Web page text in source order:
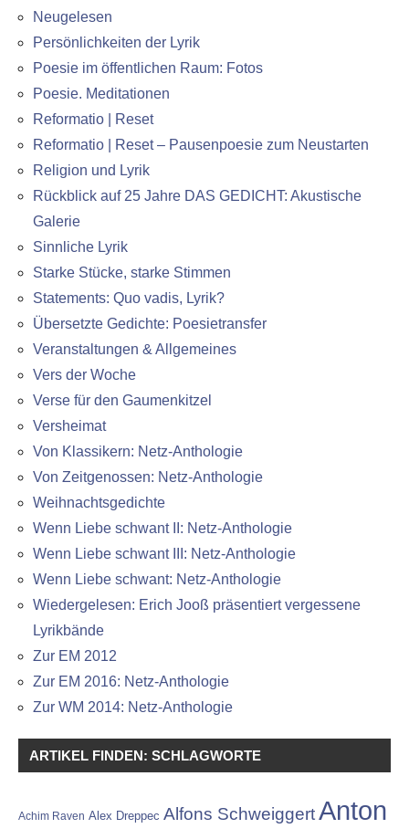
Neugelesen
Persönlichkeiten der Lyrik
Poesie im öffentlichen Raum: Fotos
Poesie. Meditationen
Reformatio | Reset
Reformatio | Reset – Pausenpoesie zum Neustarten
Religion und Lyrik
Rückblick auf 25 Jahre DAS GEDICHT: Akustische
Galerie
Sinnliche Lyrik
Starke Stücke, starke Stimmen
Statements: Quo vadis, Lyrik?
Übersetzte Gedichte: Poesietransfer
Veranstaltungen & Allgemeines
Vers der Woche
Verse für den Gaumenkitzel
Versheimat
Von Klassikern: Netz-Anthologie
Von Zeitgenossen: Netz-Anthologie
Weihnachtsgedichte
Wenn Liebe schwant II: Netz-Anthologie
Wenn Liebe schwant III: Netz-Anthologie
Wenn Liebe schwant: Netz-Anthologie
Wiedergelesen: Erich Jooß präsentiert vergessene
Lyrikbände
Zur EM 2012
Zur EM 2016: Netz-Anthologie
Zur WM 2014: Netz-Anthologie
ARTIKEL FINDEN: SCHLAGWORTE
Achim Raven Alex Dreppec Alfons SchweiggertAnton